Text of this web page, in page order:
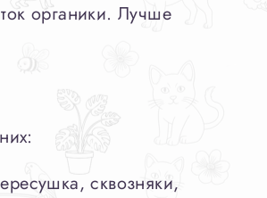
органики. Лучше
сквозняки,